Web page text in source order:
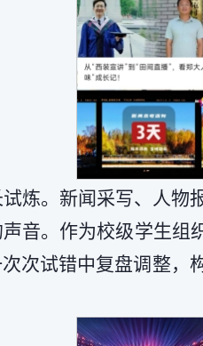
炼。新闻采写、人
音。作为校级学生
次试错中复盘调整